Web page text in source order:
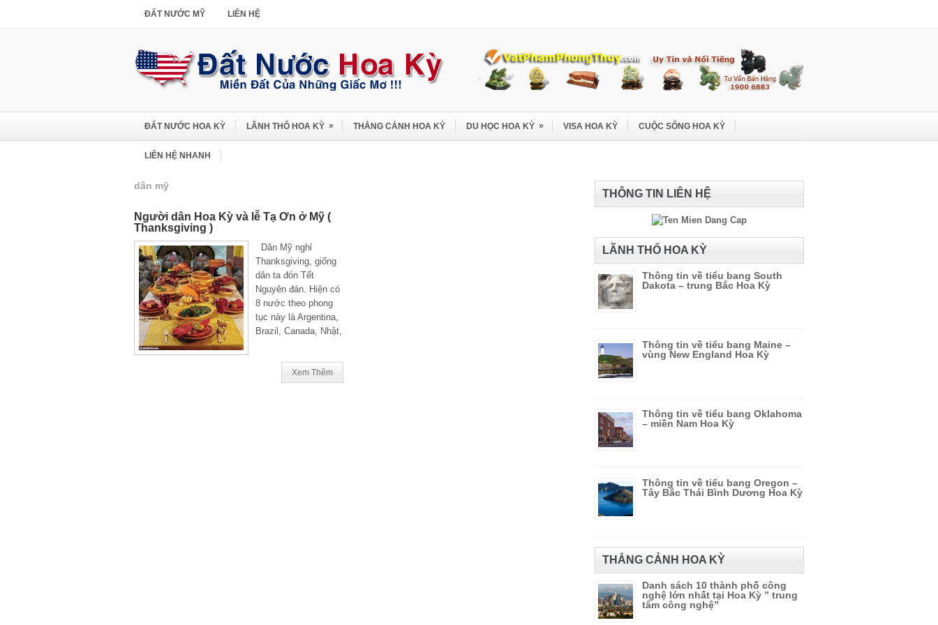
ĐẤT NƯỚC MỸ LIÊN HỆ
ĐẤT NƯỚC HOA KỲ LÃNH THỔ HOA KỲ » THẮNG CẢNH HOA KỲ DU HỌC HOA KỲ » VISA HOA KỲ CUỘC SỐNG HOA KỲ
LIÊN HỆ NHANH
dân mỹ
Người dân Hoa Kỳ và lễ Tạ Ơn ở Mỹ (
Thanksgiving )
Dân Mỹ nghỉ
Thanksgiving, giống
dân ta đón Tết
Nguyên đán. Hiện có
8 nước theo phong
tục này là Argentina,
Brazil, Canada, Nhật,
Xem Thêm
THÔNG TIN LIÊN HỆ
LÃNH THỔ HOA KỲ
Thông tin về tiểu bang South
Dakota – trung Bắc Hoa Kỳ
Thông tin về tiểu bang Maine –
vùng New England Hoa Kỳ
Thông tin về tiểu bang Oklahoma
– miền Nam Hoa Kỳ
Thông tin về tiểu bang Oregon –
Tây Bắc Thái Bình Dương Hoa Kỳ
THẮNG CẢNH HOA KỲ
Danh sách 10 thành phố công
nghệ lớn nhất tại Hoa Kỳ ” trung
tâm công nghệ”